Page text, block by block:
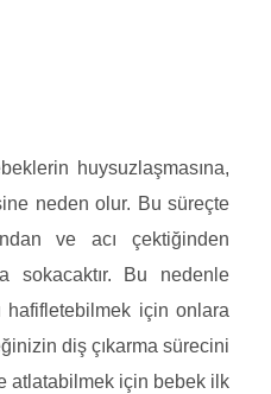
huysuzlaşmasına,
neden olur. Bu süreçte
ve acı çektiğinden
sokacaktır. Bu nedenle
hafifletebilmek için onlara
diş çıkarma sürecini
atlatabilmek için bebek ilk